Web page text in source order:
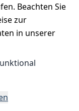
Beachten Sie
zur
in unserer